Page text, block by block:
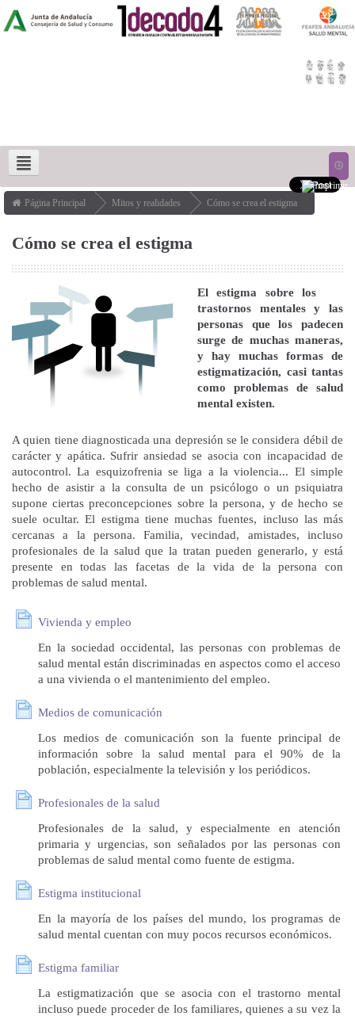
MITOS Y REALIDADES LUCHA CONTRA EL ESTIGMA
DERECHOS HUMANOS Y RECUPERACIÓN
1IN4 STRATEGY
Página Principal Mitos y realidades Cómo se crea el estigma
Cómo se crea el estigma
El estigma sobre los
trastornos mentales y las
personas que los padecen
surge de muchas maneras,
y hay muchas formas de
estigmatización, casi tantas
como problemas de salud
mental existen.
A quien tiene diagnosticada una depresión se le considera débil de
carácter y apática. Sufrir ansiedad se asocia con incapacidad de
autocontrol. La esquizofrenia se liga a la violencia... El simple
hecho de asistir a la consulta de un psicólogo o un psiquiatra
supone ciertas preconcepciones sobre la persona, y de hecho se
suele ocultar. El estigma tiene muchas fuentes, incluso las más
cercanas a la persona. Familia, vecindad, amistades, incluso
profesionales de la salud que la tratan pueden generarlo, y está
presente en todas las facetas de la vida de la persona con
problemas de salud mental.
Vivienda y empleo
En la sociedad occidental, las personas con problemas de
salud mental están discriminadas en aspectos como el acceso
a una vivienda o el mantenimiento del empleo.
Medios de comunicación
Los medios de comunicación son la fuente principal de
información sobre la salud mental para el 90% de la
población, especialmente la televisión y los periódicos.
Profesionales de la salud
Profesionales de la salud, y especialmente en atención
primaria y urgencias, son señalados por las personas con
problemas de salud mental como fuente de estigma.
Estigma institucional
En la mayoría de los países del mundo, los programas de
salud mental cuentan con muy pocos recursos económicos.
Estigma familiar
La estigmatización que se asocia con el trastorno mental
incluso puede proceder de los familiares, quienes a su vez la